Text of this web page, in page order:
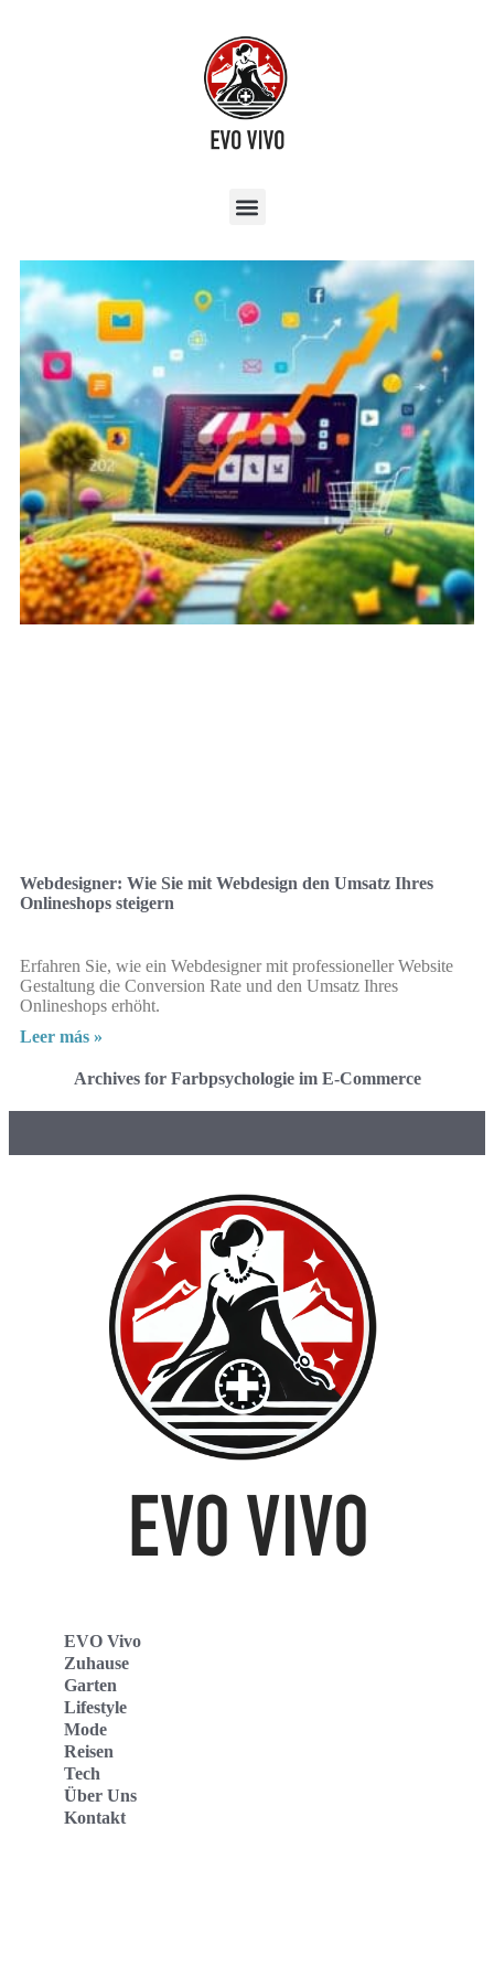
Webdesigner: Wie Sie mit Webdesign den Umsatz Ihres
Onlineshops steigern
Erfahren Sie, wie ein Webdesigner mit professioneller Website
Gestaltung die Conversion Rate und den Umsatz Ihres
Onlineshops erhöht.
Leer más »
Archives for Farbpsychologie im E-Commerce
EVO Vivo
Zuhause
Garten
Lifestyle
Mode
Reisen
Tech
Über Uns
Kontakt